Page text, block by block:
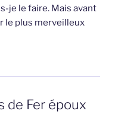
je le faire. Mais avant
le plus merveilleux
de Fer époux